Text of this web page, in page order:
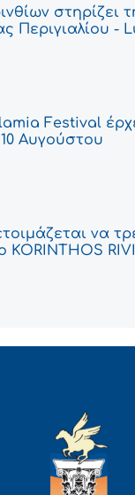
στηρίζει
Περιγιαλίου -
Festival
Αυγούστου
να
KORINTHOS